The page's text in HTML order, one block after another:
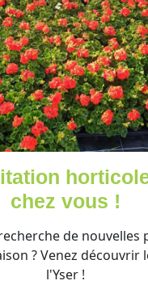
chez vous !
de nouvelles
? Venez découvrir
l'Yser !